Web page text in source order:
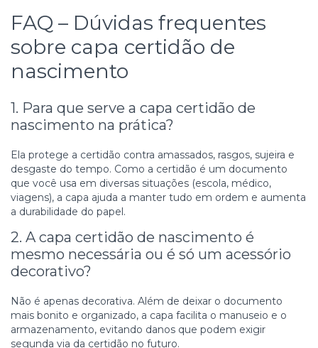
FAQ – Dúvidas frequentes
sobre capa certidão de
nascimento
1. Para que serve a capa certidão de
nascimento na prática?
Ela protege a certidão contra amassados, rasgos, sujeira e
desgaste do tempo. Como a certidão é um documento
que você usa em diversas situações (escola, médico,
viagens), a capa ajuda a manter tudo em ordem e aumenta
a durabilidade do papel.
2. A capa certidão de nascimento é
mesmo necessária ou é só um acessório
decorativo?
Não é apenas decorativa. Além de deixar o documento
mais bonito e organizado, a capa facilita o manuseio e o
armazenamento, evitando danos que podem exigir
segunda via da certidão no futuro.